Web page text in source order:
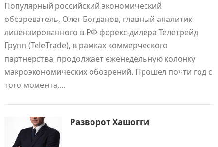
Популярный российский экономический
обозреватель, Олег Богданов, главный аналитик
лицензированного в РФ форекс-дилера Телетрейд
Групп (TeleTrade), в рамках коммерческого
партнерства, продолжает еженедельную колонку
макроэкономических обозрений. Прошел почти год с
того момента,…
Разворот Хашогги